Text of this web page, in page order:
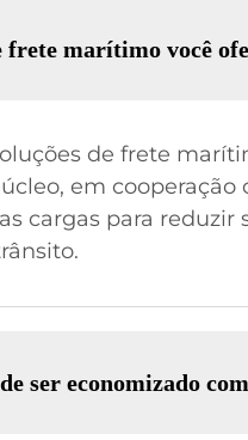
frete marítimo você
de frete
em
cargas para
ser economizado